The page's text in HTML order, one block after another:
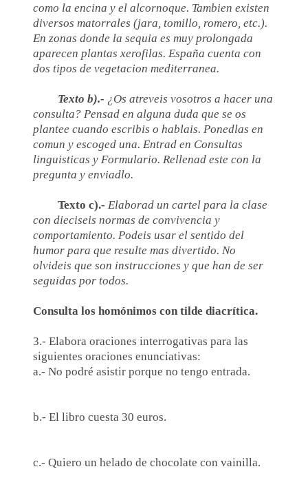
como la encina y el alcornoque. Tambien existen
diversos matorrales (jara, tomillo, romero, etc.).
En zonas donde la sequia es muy prolongada
aparecen plantas xerofilas. España cuenta con
dos tipos de vegetacion mediterranea.
Texto b).- ¿Os atreveis vosotros a hacer una
consulta? Pensad en alguna duda que se os
plantee cuando escribis o hablais. Ponedlas en
comun y escoged una. Entrad en Consultas
linguisticas y Formulario. Rellenad este con la
pregunta y enviadlo.
Texto c).- Elaborad un cartel para la clase
con dieciseis normas de convivencia y
comportamiento. Podeis usar el sentido del
humor para que resulte mas divertido. No
olvideis que son instrucciones y que han de ser
seguidas por todos.
Consulta los homónimos con tilde diacrítica.
3.- Elabora oraciones interrogativas para las
siguientes oraciones enunciativas:
a.- No podré asistir porque no tengo entrada.
b.- El libro cuesta 30 euros.
c.- Quiero un helado de chocolate con vainilla.